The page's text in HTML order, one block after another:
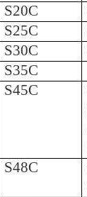
S20C
S25C
S30C
S35C
S45C
S48C